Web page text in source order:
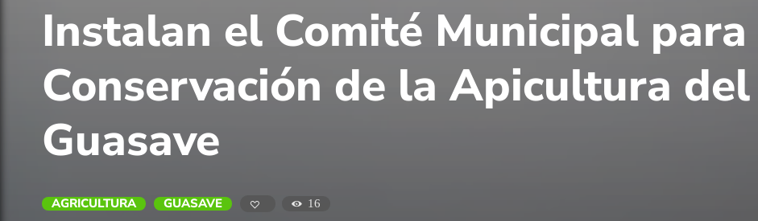
Instalan el Comité Municipal para
Conservación de la Apicultura
Guasave
AGRICULTURA GUASAVE 16